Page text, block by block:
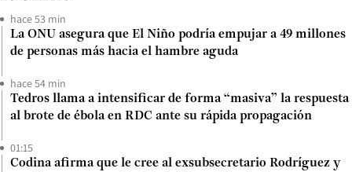
hace 53 min
La ONU asegura que El Niño podría empujar a 49 millones
de personas más hacia el hambre aguda
hace 54 min
Tedros llama a intensificar de forma “masiva” la respuesta
al brote de ébola en RDC ante su rápida propagación
01:15
Codina afirma que le cree al exsubsecretario Rodríguez y